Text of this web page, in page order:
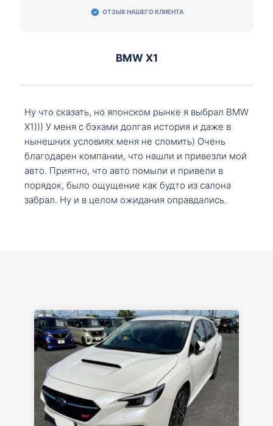
ОТЗЫВ НАШЕГО КЛИЕНТА
BMW X1
Ну что сказать, но японском рынке я выбрал BMW
X1))) У меня с бэхами долгая история и даже в
нынешних условиях меня не сломить) Очень
благодарен компании, что нашли и привезли мой
авто. Приятно, что авто помыли и привели в
порядок, было ощущение как будто из салона
забрал. Ну и в целом ожидания оправдались.